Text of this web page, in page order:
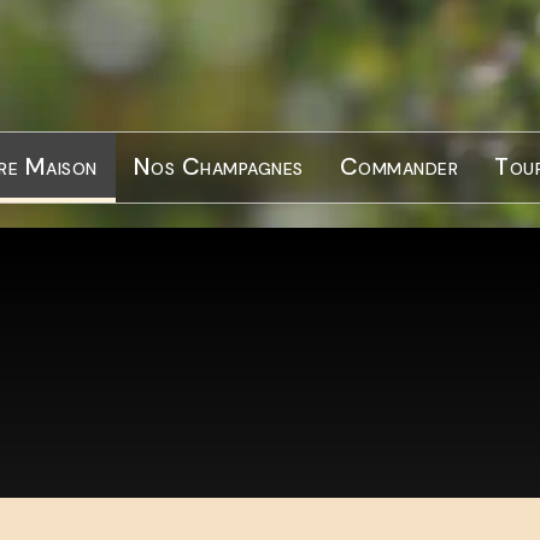
Maison Nos Champagnes Commander